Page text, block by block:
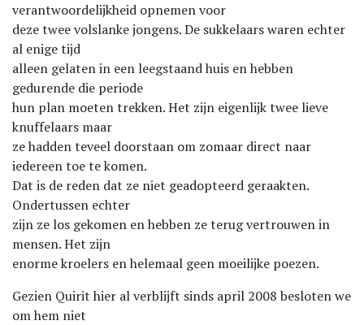
verantwoordelijkheid opnemen voor
deze twee volslanke jongens. De sukkelaars waren echter
al enige tijd
alleen gelaten in een leegstaand huis en hebben
gedurende die periode
hun plan moeten trekken. Het zijn eigenlijk twee lieve
knuffelaars maar
ze hadden teveel doorstaan om zomaar direct naar
iedereen toe te komen.
Dat is de reden dat ze niet geadopteerd geraakten.
Ondertussen echter
zijn ze los gekomen en hebben ze terug vertrouwen in
mensen. Het zijn
enorme kroelers en helemaal geen moeilijke poezen.
Gezien Quirit hier al verblijft sinds april 2008 besloten we
om hem niet